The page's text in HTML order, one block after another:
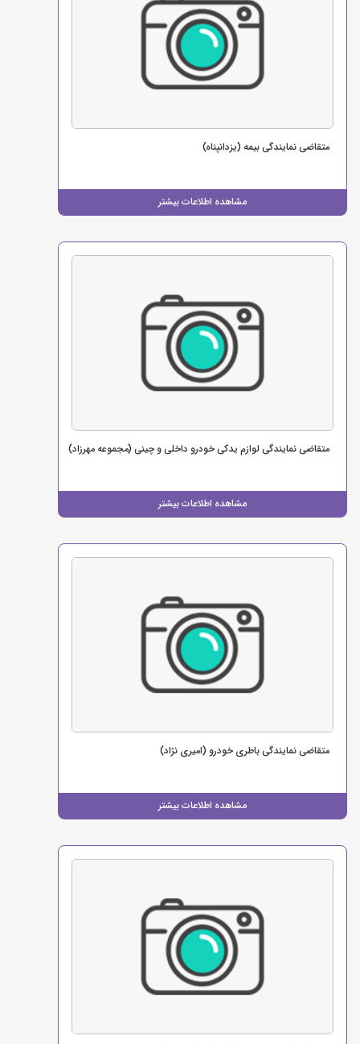
مشاهده اطلاعات بیشتر
متقاضی نمایندگی بیمه (یزدانپناه)
مشاهده اطلاعات بیشتر
متقاضی نمایندگی لوازم یدکی خودرو داخلی و چینی (مجموعه مهرزاد)
مشاهده اطلاعات بیشتر
متقاضی نمایندگی باطری خودرو (امیری نژاد)